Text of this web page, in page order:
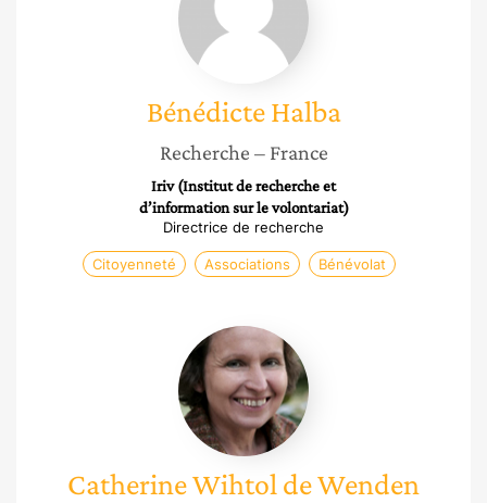
Bénédicte Halba
Recherche – France
Iriv (Institut de recherche et
d’information sur le volontariat)
Directrice de recherche
Citoyenneté Associations Bénévolat
Catherine
Wihtol
de
Wenden
CatherineWihtol de Wenden